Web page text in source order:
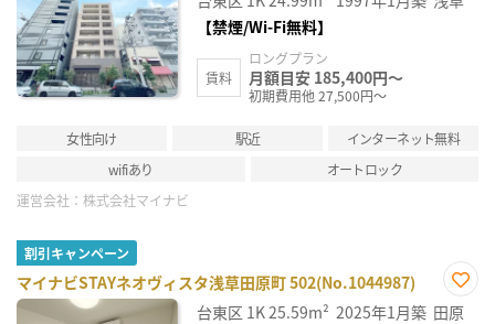
に入
【禁煙/Wi-Fi無料】
賃料
ロングプラン
月額目安 185,400円～
初期費用他 27,500円～
女性向け 駅近
インターネット無料
wifiあり
オートロック
運営会社： 株式会社マイナビ
割引キャンペーン
マイナビSTAYネオヴィスタ浅草田原町 502(No.1044987)
お気
台東区 1K25.59m² 2025年1月築 田原